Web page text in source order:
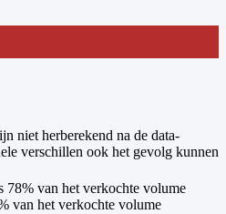
niet herberekend na de data-
verschillen ook het gevolg kunnen
78% van het verkochte volume
van het verkochte volume